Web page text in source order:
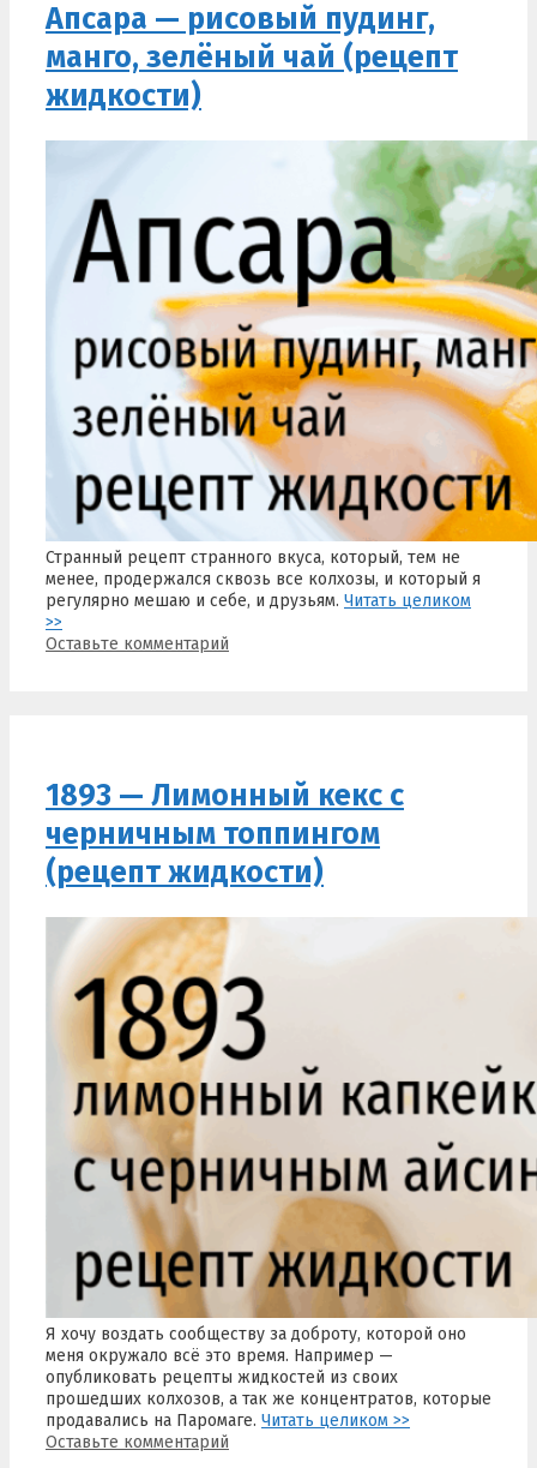
Апсара — рисовый пудинг,
манго, зелёный чай (рецепт
жидкости)
Странный рецепт странного вкуса, который, тем не
менее, продержался сквозь все колхозы, и который я
регулярно мешаю и себе, и друзьям. Читать целиком
>>
Оставьте комментарий
1893 — Лимонный кекс с
черничным топпингом
(рецепт жидкости)
Я хочу воздать сообществу за доброту, которой оно
меня окружало всё это время. Например —
опубликовать рецепты жидкостей из своих
прошедших колхозов, а так же концентратов, которые
продавались на Паромаге. Читать целиком >>
Оставьте комментарий